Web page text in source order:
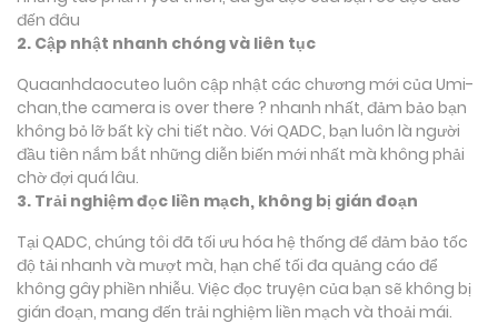
đến đâu
2. Cập nhật nhanh chóng và liên tục
Quaanhdaocuteo luôn cập nhật các chương mới của Umi-
chan,the camera is over there ? nhanh nhất, đảm bảo bạn
không bỏ lỡ bất kỳ chi tiết nào. Với QADC, bạn luôn là người
đầu tiên nắm bắt những diễn biến mới nhất mà không phải
chờ đợi quá lâu.
3. Trải nghiệm đọc liền mạch, không bị gián đoạn
Tại QADC, chúng tôi đã tối ưu hóa hệ thống để đảm bảo tốc
độ tải nhanh và mượt mà, hạn chế tối đa quảng cáo để
không gây phiền nhiễu. Việc đọc truyện của bạn sẽ không bị
gián đoạn, mang đến trải nghiệm liền mạch và thoải mái.